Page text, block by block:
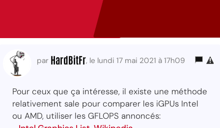
par HardBitFr, le lundi 17 mai 2021 à 17h09
Pour ceux que ça intéresse, il existe une méthode
relativement sale pour comparer les iGPUs Intel
ou AMD, utiliser les GFLOPS annoncés: